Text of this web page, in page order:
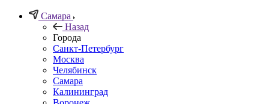
Самара
Назад
Города
Санкт-Петербург
Москва
Челябинск
Самара
Калининград